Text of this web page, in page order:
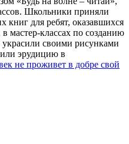
Школьники приняли
книг для ребят, оказавшихся
мастер-классах по созданию
своими рисунками
эрудицию в
не проживет в добре свой